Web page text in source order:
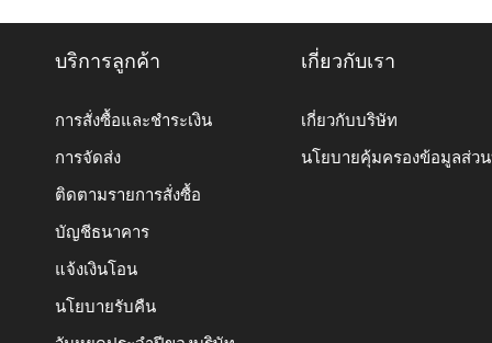
บริการลูกค้า
การสั่งซื้อและชำระเงิน
การจัดส่ง
ติดตามรายการสั่งซื้อ
บัญชีธนาคาร
แจ้งเงินโอน
นโยบายรับคืน
เกี่ยวกับเรา
เกี่ยวกับบริษัท
นโยบายคุ้มครองข้อมูลส่ว